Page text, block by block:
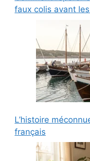
faux colis avant
L’histoire
français